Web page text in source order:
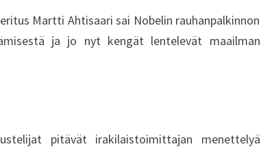
R
I
K
Martti Ahtisaari sai Nobelin rauhanpalkinnon
ja jo nyt kengät lentelevät maailman
pitävät irakilaistoimittajan menettelyä